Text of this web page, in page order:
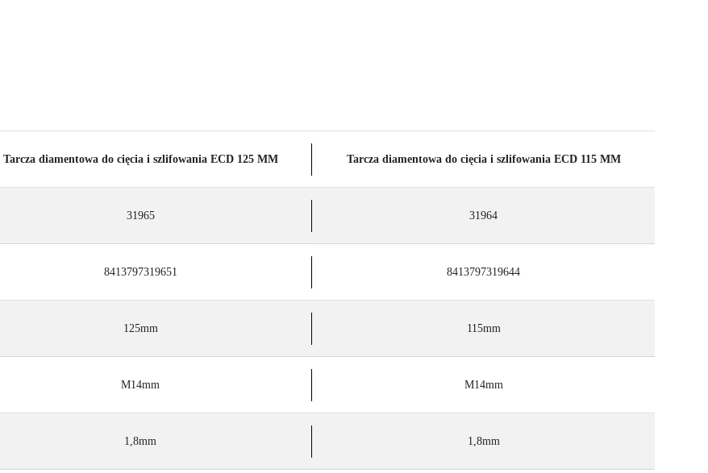
Tarcza diamentowa do cięcia i szlifowania ECD 125 MM Tarcza diamentowa do cięcia i szlifowania ECD 115 MM
31965 31964
8413797319651 8413797319644
125mm 115mm
M14mm M14mm
1,8mm 1,8mm